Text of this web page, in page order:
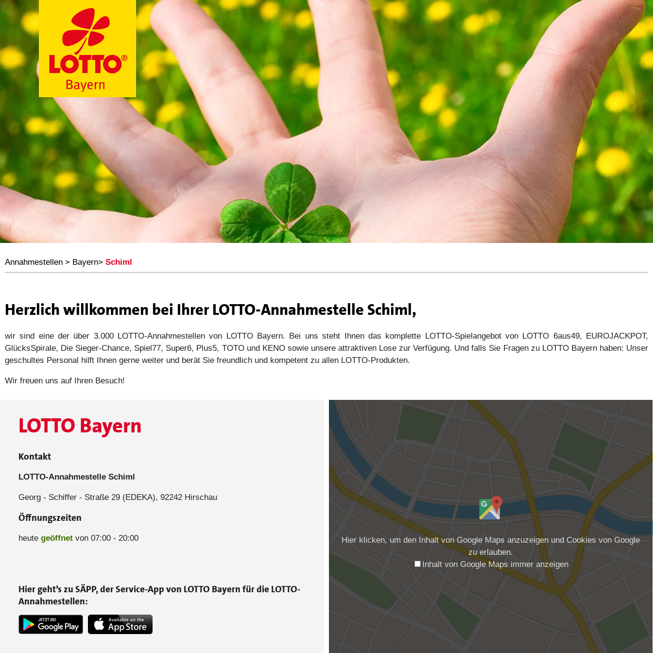
Annahmestellen > Bayern> Schiml
Herzlich willkommen bei Ihrer LOTTO-Annahmestelle Schiml,
wir sind eine der über 3.000 LOTTO-Annahmestellen von LOTTO Bayern. Bei uns steht Ihnen das komplette LOTTO-Spielangebot von LOTTO 6aus49, EUROJACKPOT,
GlücksSpirale, Die Sieger-Chance, Spiel77, Super6, Plus5, TOTO und KENO sowie unsere attraktiven Lose zur Verfügung. Und falls Sie Fragen zu LOTTO Bayern haben: Unser
geschultes Personal hilft Ihnen gerne weiter und berät Sie freundlich und kompetent zu allen LOTTO-Produkten.
Wir freuen uns auf Ihren Besuch!
LOTTO Bayern
Kontakt
LOTTO-Annahmestelle Schiml
Georg - Schiffer - Straße 29 (EDEKA), 92242 Hirschau
Öffnungszeiten
heute geöffnet von 07:00 - 20:00
Hier geht’s zu SÄPP, der Service-App von LOTTO Bayern für die LOTTO-
Annahmestellen:
Hier klicken, um den Inhalt von Google Maps anzuzeigen und Cookies von Google
zu erlauben.
Inhalt von Google Maps immer anzeigen